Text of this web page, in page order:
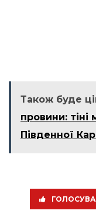
Також буде
провини:
Південної